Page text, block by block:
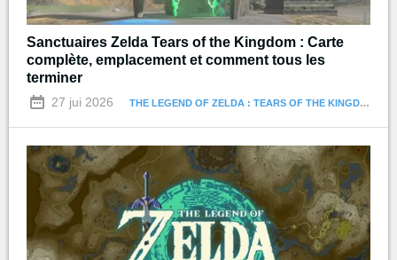
Sanctuaires Zelda Tears of the Kingdom : Carte
complète, emplacement et comment tous les
terminer
27 jui 2026 THE LEGEND OF ZELDA : TEARS OF THE KINGDOM